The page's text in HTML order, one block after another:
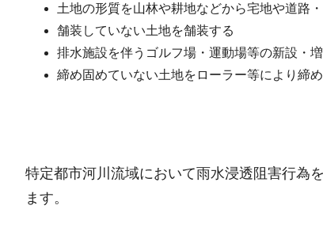
土地の形質を山林や耕地などから宅地や道路
舗装していない土地を舗装する
排水施設を伴うゴルフ場・運動場等の新設・
締め固めていない土地をローラー等により締
特定都市河川流域において雨水浸透阻害行為
ます。